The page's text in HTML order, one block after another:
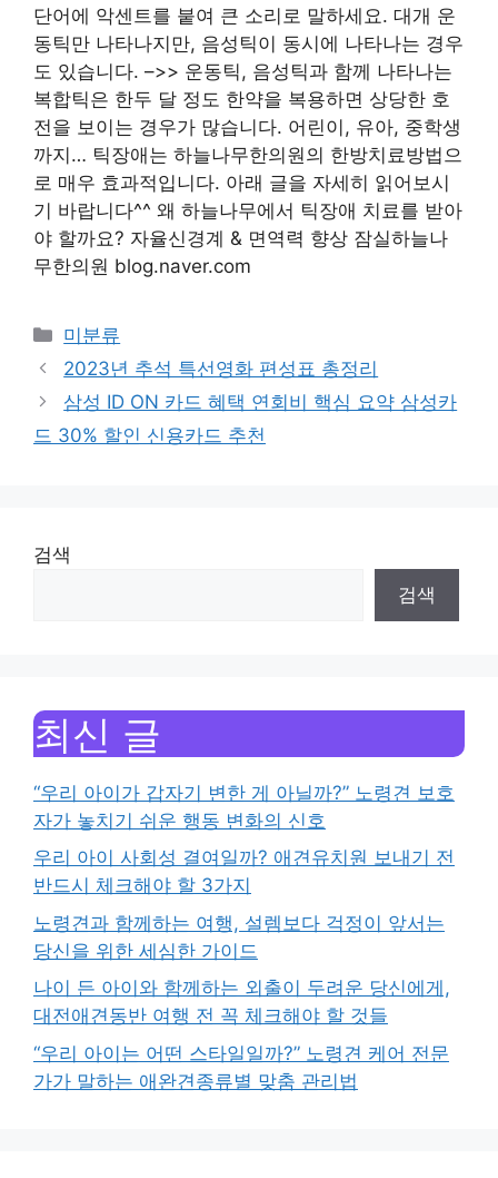
단어에 악센트를 붙여 큰 소리로 말하세요. 대개 운
동틱만 나타나지만, 음성틱이 동시에 나타나는 경우
도 있습니다. –>> 운동틱, 음성틱과 함께 나타나는
복합틱은 한두 달 정도 한약을 복용하면 상당한 호
전을 보이는 경우가 많습니다. 어린이, 유아, 중학생
까지… 틱장애는 하늘나무한의원의 한방치료방법으
로 매우 효과적입니다. 아래 글을 자세히 읽어보시
기 바랍니다^^ 왜 하늘나무에서 틱장애 치료를 받아
야 할까요? 자율신경계 & 면역력 향상 잠실하늘나
무한의원 blog.naver.com
Categories
미분류
2023년 추석 특선영화 편성표 총정리
삼성 ID ON 카드 혜택 연회비 핵심 요약 삼성카
드 30% 할인 신용카드 추천
검색
검색
최신 글
“우리 아이가 갑자기 변한 게 아닐까?” 노령견 보호
자가 놓치기 쉬운 행동 변화의 신호
우리 아이 사회성 결여일까? 애견유치원 보내기 전
반드시 체크해야 할 3가지
노령견과 함께하는 여행, 설렘보다 걱정이 앞서는
당신을 위한 세심한 가이드
나이 든 아이와 함께하는 외출이 두려운 당신에게,
대전애견동반 여행 전 꼭 체크해야 할 것들
“우리 아이는 어떤 스타일일까?” 노령견 케어 전문
가가 말하는 애완견종류별 맞춤 관리법